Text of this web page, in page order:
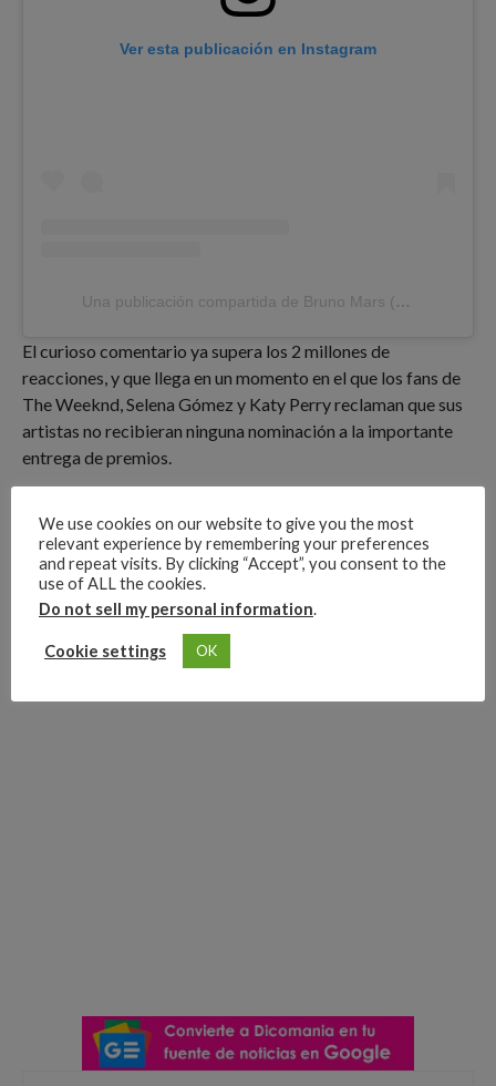
Ver esta publicación en Instagram
Una publicación compartida de Bruno Mars (@brunomars)
El curioso comentario ya supera los 2 millones de
reacciones, y que llega en un momento en el que los fans de
The Weeknd, Selena Gómez y Katy Perry reclaman que sus
artistas no recibieran ninguna nominación a la importante
entrega de premios.
We use cookies on our website to give you the most
relevant experience by remembering your preferences
and repeat visits. By clicking “Accept”, you consent to the
use of ALL the cookies.
Do not sell my personal information.
Cookie settings OK